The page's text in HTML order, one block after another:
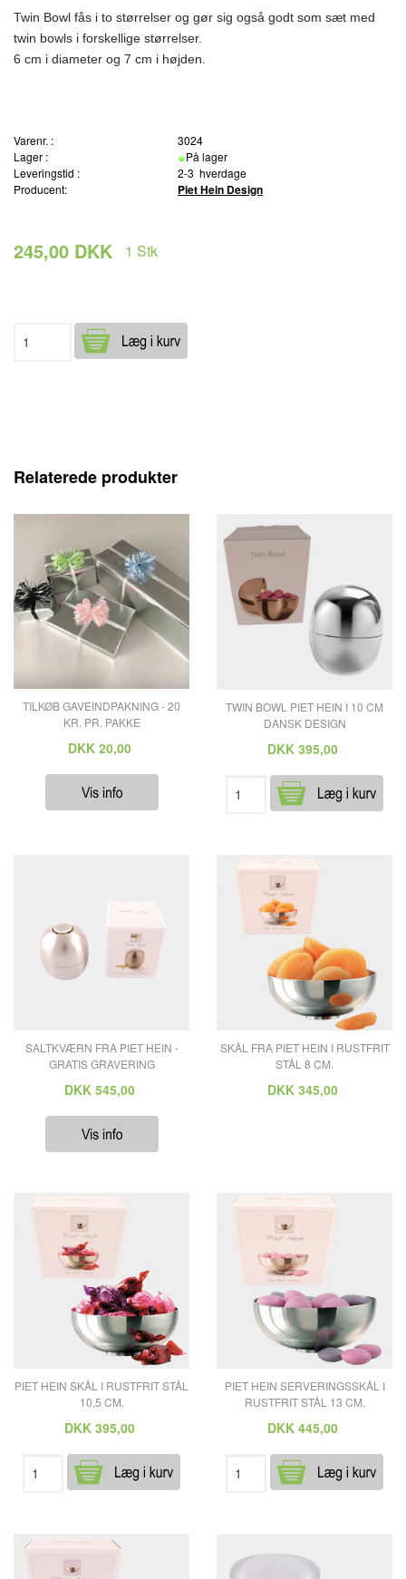
Twin Bowl fås i to størrelser og gør sig også godt som sæt med
twin bowls i forskellige størrelser.
6 cm i diameter og 7 cm i højden.
Varenr. :
3024
Lager :
På lager
Leveringstid :
2-3 hverdage
Producent:
Piet Hein Design
245,00 DKK 1 Stk
Relaterede produkter
TILKØB GAVEINDPAKNING - 20
KR. PR. PAKKE
DKK 20,00
TWIN BOWL PIET HEIN I 10 CM
DANSK DESIGN
DKK 395,00
SALTKVÆRN FRA PIET HEIN -
GRATIS GRAVERING
DKK 545,00
SKÅL FRA PIET HEIN I RUSTFRIT
STÅL 8 CM.
DKK 345,00
PIET HEIN SKÅL I RUSTFRIT STÅL
10,5 CM.
DKK 395,00
PIET HEIN SERVERINGSSKÅL I
RUSTFRIT STÅL 13 CM.
DKK 445,00